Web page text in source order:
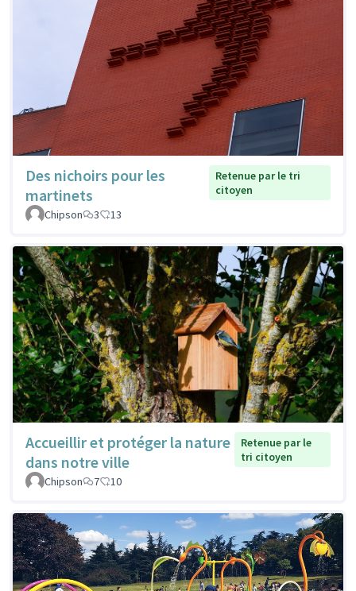
Des nichoirs pour les
martinets
Retenue par le tri
citoyen
Chipson
3 13
Accueillir et protéger la nature
dans notre ville
Retenue par le
tri citoyen
Chipson
7 10